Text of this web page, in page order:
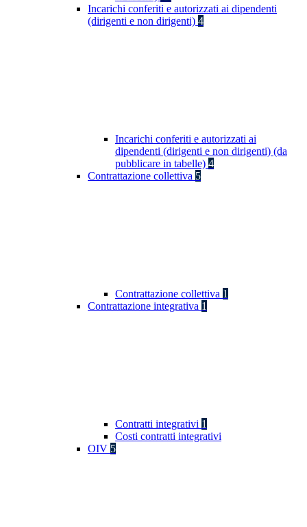
Incarichi conferiti e autorizzati ai dipendenti
(dirigenti e non dirigenti) 4
Incarichi conferiti e autorizzati ai
dipendenti (dirigenti e non dirigenti) (da
pubblicare in tabelle) 4
Contrattazione collettiva 5
Contrattazione collettiva 1
Contrattazione integrativa 1
Contratti integrativi 1
Costi contratti integrativi
OIV 5